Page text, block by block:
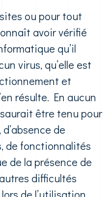
ou pour tout
avoir vérifié
qu’il
virus, qu’elle est
et
résulte. En aucun
être tenu pour
de
de fonctionnalités
de la présence de
difficultés